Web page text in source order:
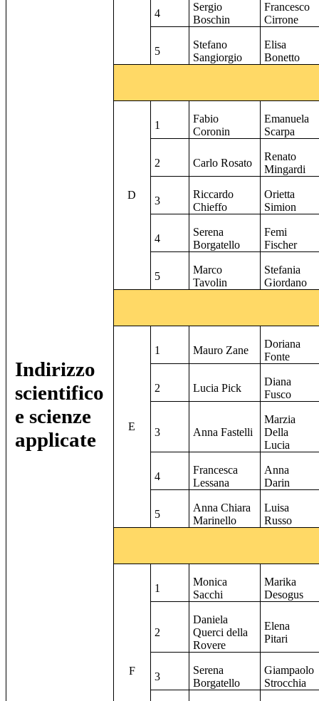
Indirizzo
scientifico
e scienze
applicate
4
Sergio
Boschin
Francesco
Cirrone
5
Stefano
Sangiorgio
Elisa
Bonetto
D
1
Fabio
Coronin
Emanuela
Scarpa
2 Carlo Rosato
Renato
Mingardi
3
Riccardo
Chieffo
Orietta
Simion
4
Serena
Borgatello
Femi
Fischer
5
Marco
Tavolin
Stefania
Giordano
E
1 Mauro Zane
Doriana
Fonte
2 Lucia Pick
Diana
Fusco
3 Anna Fastelli
Marzia
Della
Lucia
4
Francesca
Lessana
Anna
Darin
5
Anna Chiara
Marinello
Luisa
Russo
F
1
Monica
Sacchi
Marika
Desogus
2
Daniela
Querci della
Rovere
Elena
Pitari
3
Serena
Borgatello
Giampaolo
Strocchia